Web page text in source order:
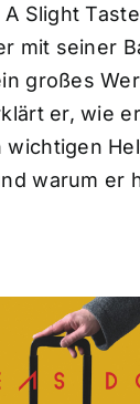
Slight
mit seiner
großes
er, wie
wichtigen
warum er